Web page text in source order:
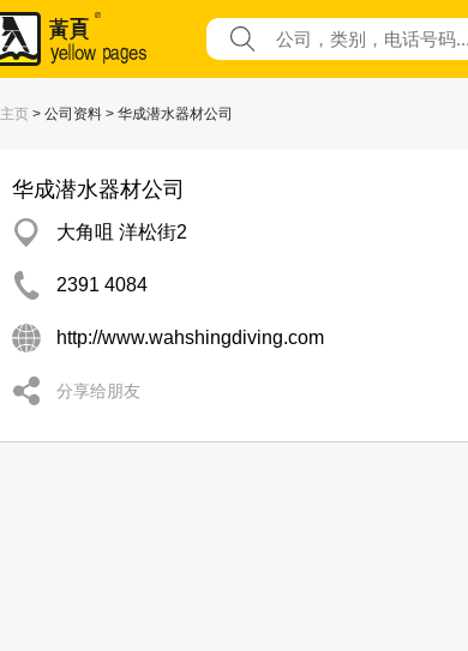
主页 > 公司资料 > 华成潜水器材公司
华成潜水器材公司
大角咀 洋松街2
2391 4084
http://www.wahshingdiving.com
分享给朋友